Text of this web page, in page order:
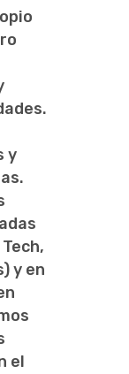
y
y en
el